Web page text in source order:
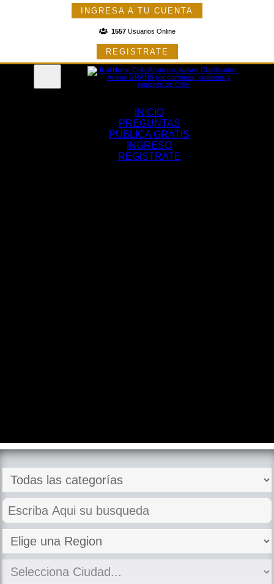
INGRESA A TU CUENTA
1557Usuarios Online
REGISTRATE
INICIO
PREGUNTAS
PUBLICA GRATIS
INGRESO
REGISTRATE